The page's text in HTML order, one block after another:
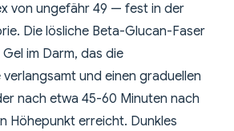
von ungefähr 49 — fest in der
Die lösliche Beta-Glucan-Faser
im Darm, das die
und einen graduellen
nach etwa 45-60 Minuten nach
Höhepunkt erreicht. Dunkles